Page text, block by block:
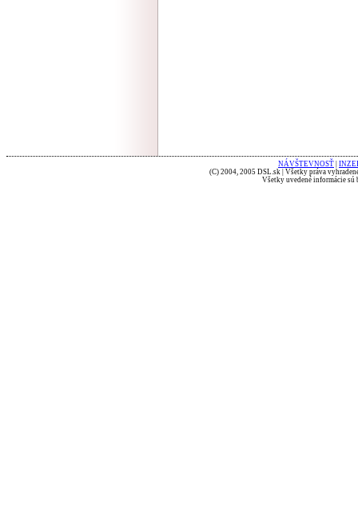
NÁVŠTEVNOSŤ
(C) 2004, 2005 DSL.sk | Všetky práva
Všetky uvedené informácie sú